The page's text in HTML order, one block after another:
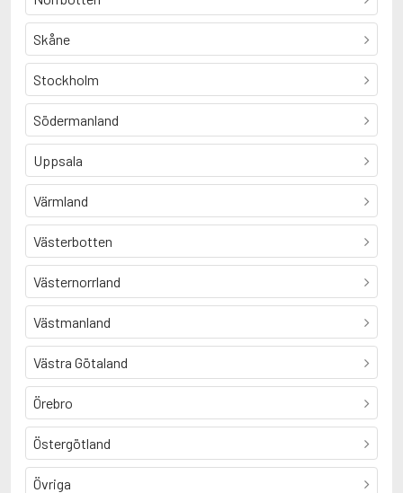
Skåne
Stockholm
Södermanland
Uppsala
Värmland
Västerbotten
Västernorrland
Västmanland
Västra Götaland
Örebro
Östergötland
Övriga